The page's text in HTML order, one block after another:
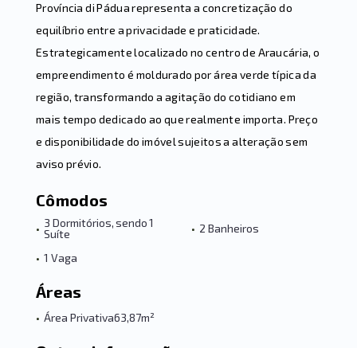
Província di Pádua representa a concretização do
equilíbrio entre a privacidade e praticidade.
Estrategicamente localizado no centro de Araucária, o
empreendimento é moldurado por área verde típica da
região, transformando a agitação do cotidiano em
mais tempo dedicado ao que realmente importa. Preço
e disponibilidade do imóvel sujeitos a alteração sem
aviso prévio.
Cômodos
• 3 Dormitórios, sendo 1
Suíte
• 2 Banheiros
• 1 Vaga
Áreas
• Área Privativa63,87m²